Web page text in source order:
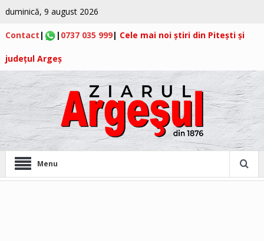
duminică, 9 august 2026
Contact | | 0737 035 999| Cele mai noi știri din Pitești și
județul Argeș
Menu